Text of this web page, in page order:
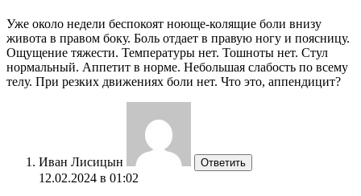
Уже около недели беспокоят ноюще-колящие боли внизу
живота в правом боку. Боль отдает в правую ногу и поясницу.
Ощущение тяжести. Температуры нет. Тошноты нет. Стул
нормальный. Аппетит в норме. Небольшая слабость по всему
телу. При резких движениях боли нет. Что это, аппендицит?
Иван Лисицын Ответить
12.02.2024 в 01:02